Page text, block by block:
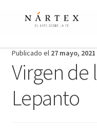
Publicado el 27 mayo, 2021
Virgen de
Lepanto